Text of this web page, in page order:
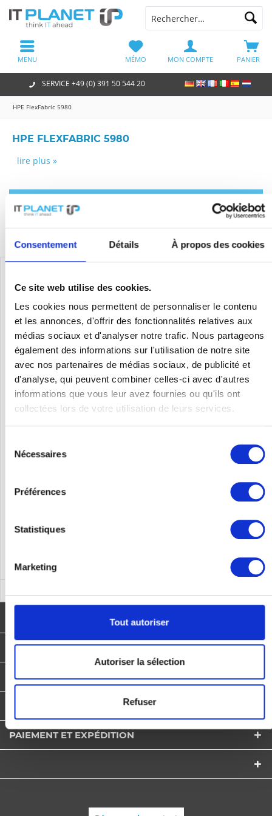
Consentement Détails À propos des cookies
Ce site web utilise des cookies.
Les cookies nous permettent de personnaliser le contenu
et les annonces, d'offrir des fonctionnalités relatives aux
médias sociaux et d'analyser notre trafic. Nous partageons
également des informations sur l'utilisation de notre site
avec nos partenaires de médias sociaux, de publicité et
d'analyse, qui peuvent combiner celles-ci avec d'autres
informations que vous leur avez fournies ou qu'ils ont
collectées lors de votre utilisation de leurs services.
Nécessaires
Préférences
Statistiques
Marketing
Tout autoriser
Autoriser la sélection
Refuser
SERVICE +49 (0) 391 50 544 20
PANIER
MÉMO MON COMPTE
MENU
HPE FlexFabric 5980
HPE FLEXFABRIC 5980
lire plus »
Filtre
HP JQ026A
HP Enterprise 5980 48SFP+ 6QSFP28 Switch - Switch - 100 Gbps
HOTLINE ASSISTANCE
ASSISTANCE BOUTIQUE
PAIEMENT ET EXPÉDITION